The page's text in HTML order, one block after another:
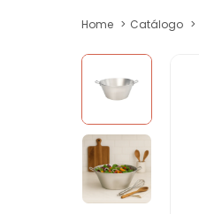
Home Catálogo